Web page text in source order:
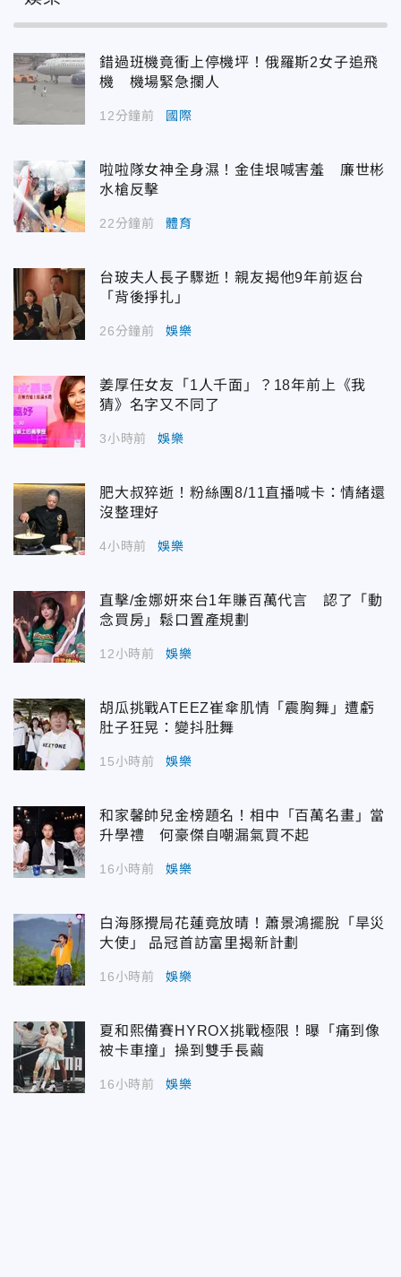
錯過班機竟衝上停機坪！俄羅斯2女子追飛
機 機場緊急攔人
12分鐘前 國際
啦啦隊女神全身濕！金佳垠喊害羞 廉世彬
水槍反擊
22分鐘前 體育
台玻夫人長子驟逝！親友揭他9年前返台
「背後掙扎」
26分鐘前 娛樂
姜厚任女友「1人千面」？18年前上《我
猜》名字又不同了
3小時前 娛樂
肥大叔猝逝！粉絲團8/11直播喊卡：情緒還
沒整理好
4小時前 娛樂
直擊/金娜妍來台1年賺百萬代言 認了「動
念買房」鬆口置產規劃
12小時前 娛樂
胡瓜挑戰ATEEZ崔傘肌情「震胸舞」遭虧
肚子狂晃：變抖肚舞
15小時前 娛樂
和家馨帥兒金榜題名！相中「百萬名畫」當
升學禮 何豪傑自嘲漏氣買不起
16小時前 娛樂
白海豚攪局花蓮竟放晴！蕭景鴻擺脫「旱災
大使」 品冠首訪富里揭新計劃
16小時前 娛樂
夏和熙備賽HYROX挑戰極限！曝「痛到像
被卡車撞」操到雙手長繭
16小時前 娛樂